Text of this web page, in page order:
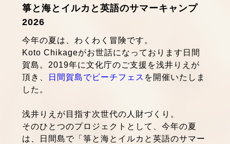
箏と海とイルカと英語のサマーキャンプ
2026
今年の夏は、わくわく冒険です。
Koto Chikageがお世話になっております日間
賀島。2019年に文化庁のご支援を浅井りえが
頂き、
日間賀島でビーチフェス を開催いたしま
した。
浅井りえが目指す次世代の人財づくり。
そのひとつのプロジェクトとして、今年の夏
は、日間島で「箏と海とイルカと英語のサマー